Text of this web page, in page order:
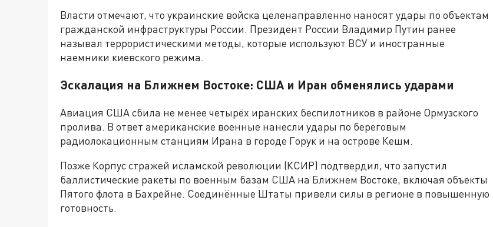
Власти отмечают, что украинские войска целенаправленно наносят удары по объектам
гражданской инфраструктуры России. Президент России Владимир Путин ранее
называл террористическими методы, которые используют ВСУ и иностранные
наемники киевского режима.
Эскалация на Ближнем Востоке: США и Иран обменялись ударами
Авиация США сбила не менее четырёх иранских беспилотников в районе Ормузского
пролива. В ответ американские военные нанесли удары по береговым
радиолокационным станциям Ирана в городе Горук и на острове Кешм.
Позже Корпус стражей исламской революции (КСИР) подтвердил, что запустил
баллистические ракеты по военным базам США на Ближнем Востоке, включая объекты
Пятого флота в Бахрейне. Соединённые Штаты привели силы в регионе в повышенную
готовность.